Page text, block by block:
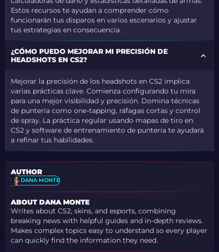
Estos recursos te ayudan a comprender cómo
funcionarán tus disparos en varios escenarios y ajustar
tus estrategias en consecuencia.
¿CÓMO PUEDO MEJORAR MI PRECISIÓN DE
HEADSHOTS EN CS2?
Mejorar la precisión de los headshots en CS2 implica
varias prácticas clave. Comienza configurando tu mira
para una mejor visibilidad y precisión. Domina técnicas
de puntería como one-tapping, ráfagas cortas y control
de spray. La práctica regular usando mapas de tiro en
CS2 y software de entrenamiento de puntería te ayudará
a refinar tus habilidades.
AUTHOR
DANA MONTE
ABOUT DANA MONTE
Writes about CS2, skins, and esports, combining
breaking news with helpful guides and in-depth reviews.
Makes complex topics easy to understand so every player
can quickly find the information they need.